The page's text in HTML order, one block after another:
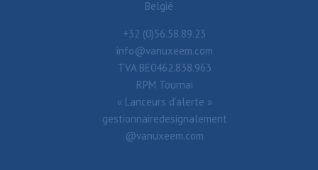
België
+32 (0)56.58.89.23
info@vanuxeem.com
TVA BE0462.838.963
RPM Tournai
« Lanceurs d’alerte »
gestionnairedesignalement
@vanuxeem.com